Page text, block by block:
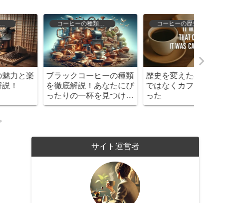
コーヒーの種類と特徴
ブラックコーヒーの種類
を徹底解説！あなたにぴ
ったりの一杯を見つけよ
う！
コーヒーの歴史と文化
歴史を変えたのは、武器
ではなくカフェの会話だ
った
サイト運営者